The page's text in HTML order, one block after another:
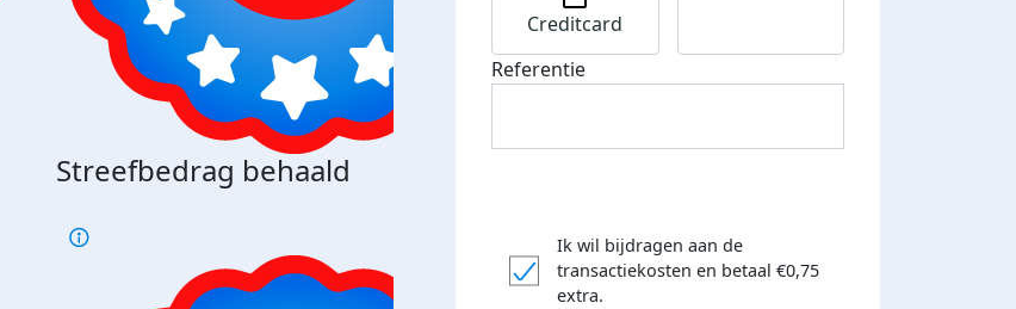
Streefbedrag behaald
Creditcard
Referentie
Ik wil bijdragen aan de
transactiekosten en betaal €0,75
extra.